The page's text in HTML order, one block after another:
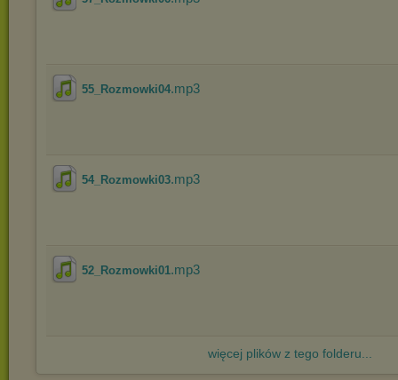
55_Rozmowki04.mp3
54_Rozmowki03.mp3
52_Rozmowki01.mp3
więcej plików z tego folderu...